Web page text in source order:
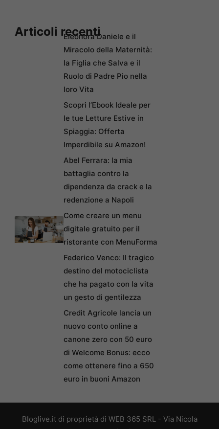
Articoli recentiEleonora Daniele e il
Miracolo della Maternità:
la Figlia che Salva e il
Ruolo di Padre Pio nella
loro Vita
Scopri l’Ebook Ideale per
le tue Letture Estive in
Spiaggia: Offerta
Imperdibile su Amazon!
Abel Ferrara: la mia
battaglia contro la
dipendenza da crack e la
redenzione a Napoli
Come creare un menu
digitale gratuito per il
ristorante con MenuForma
Federico Venco: Il tragico
destino del motociclista
che ha pagato con la vita
un gesto di gentilezza
Credit Agricole lancia un
nuovo conto online a
canone zero con 50 euro
di Welcome Bonus: ecco
come ottenere fino a 650
euro in buoni Amazon
Bloglive.it di proprietà di WEB 365 SRL - Via Nicola